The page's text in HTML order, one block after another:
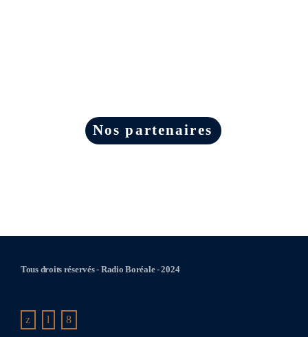
Nos partenaires
Tous droits réservés - Radio Boréale - 2024